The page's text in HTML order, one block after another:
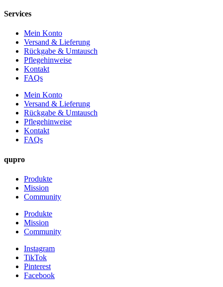
Services
Mein Konto
Versand & Lieferung
Rückgabe & Umtausch
Pflegehinweise
Kontakt
FAQs
Mein Konto
Versand & Lieferung
Rückgabe & Umtausch
Pflegehinweise
Kontakt
FAQs
qupro
Produkte
Mission
Community
Produkte
Mission
Community
Instagram
TikTok
Pinterest
Facebook